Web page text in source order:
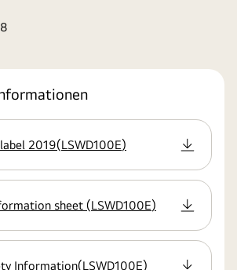
2019(LSWD100E)
sheet (LSWD100E)
Information(LSWD100E)